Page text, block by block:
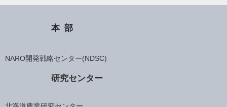
本部
NARO開発戦略センター(NDSC)
研究センター